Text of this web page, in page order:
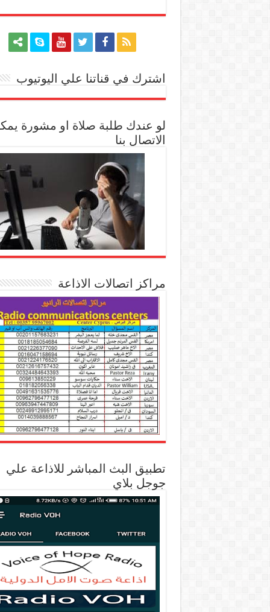
اشترك في قناتنا علي اليوتيوب
لو عندك طلبة صلاة او مشورة
الاتصال بنا
مراكز اتصالات الاذاعة
تطبيق البث المباشر للاذاعة علي
جوجل بلاي